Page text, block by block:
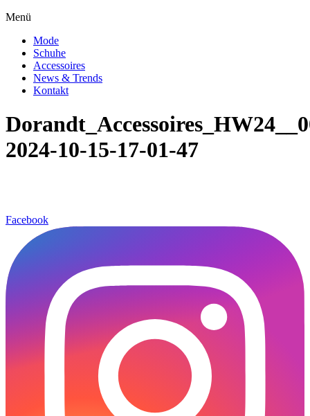
Menü
Mode
Schuhe
Accessoires
News & Trends
Kontakt
2024-10-15-17-01-47
Facebook